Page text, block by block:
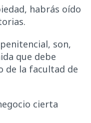
habrás oído
son,
que debe
de la facultad de
cierta